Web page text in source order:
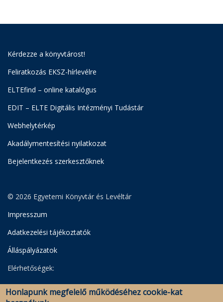
Kérdezze a könyvtárost!
Feliratkozás EKSZ-hírlevélre
ELTEfind – online katalógus
EDIT – ELTE Digitális Intézményi Tudástár
Webhelytérkép
Akadálymentesítési nyilatkozat
Bejelentkezés szerkesztőknek
© 2026 Egyetemi Könyvtár és Levéltár
Impresszum
Adatkezelési tájékoztatók
Álláspályázatok
Elérhetőségek:
Egyetemi Könyvtár
Levéltár
Honlapunk megfelelő működéséhez cookie-kat